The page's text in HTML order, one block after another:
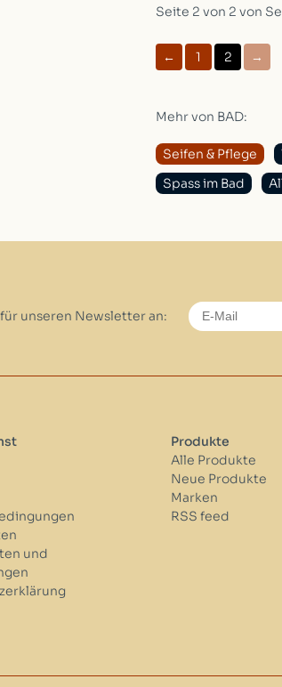
Seite 2 von 2 von
← 1 2 →
Mehr von BAD:
Seifen & Pflege
Spass im Bad
unseren Newsletter an:
und
Produkte
Alle Produkte
Neue Produkte
Marken
RSS feed